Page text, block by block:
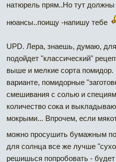
натюрель прям..Но тут
нюансы..поищу -напишу тебе
UPD. Лера, знаешь, думаю,
подойдет "классический"
выше и мелкие сорта помидор.
варианте, помидорные
смешивания с солью и
количество сока и
мокрыми... Впрочем, если
можно просушить бумажным
для солнца все же лучше
решишься попробовать - будет